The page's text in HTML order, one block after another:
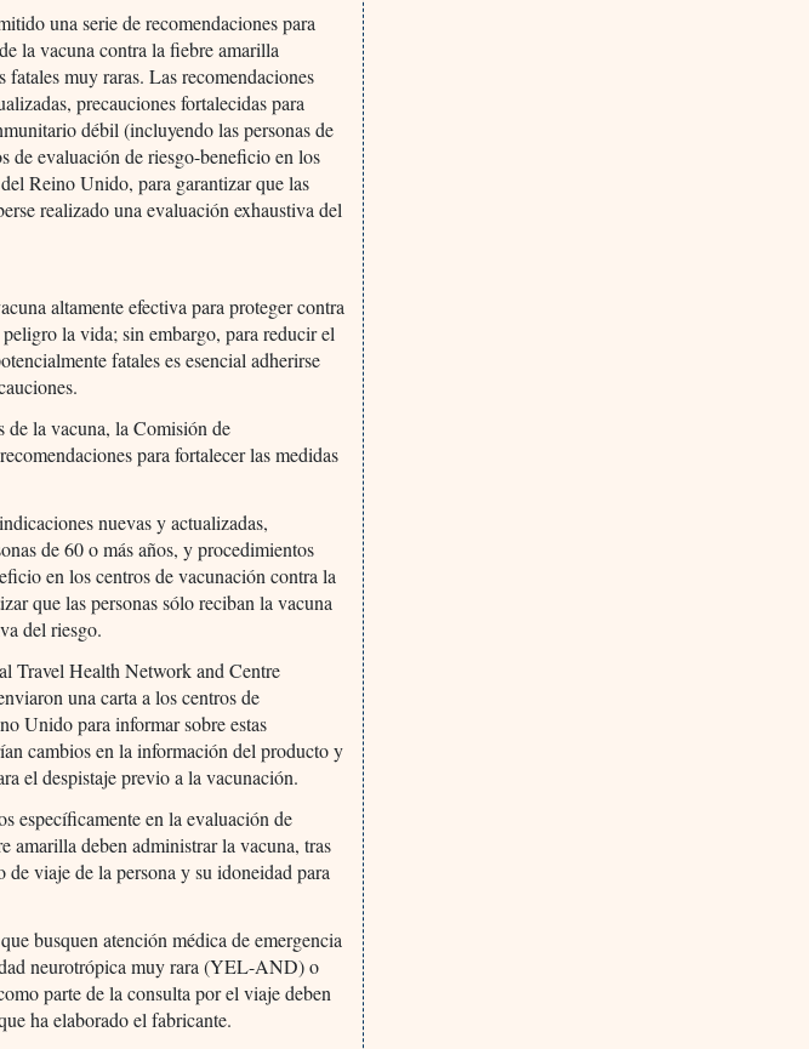
una serie de recomendaciones para
la vacuna contra la fiebre amarilla
muy raras. Las recomendaciones
precauciones fortalecidas para
débil (incluyendo las personas de
de evaluación de riesgo-beneficio en los
Reino Unido, para garantizar que las
realizado una evaluación exhaustiva del
altamente efectiva para proteger contra
la vida; sin embargo, para reducir el
fatales es esencial adherirse
de la vacuna, la Comisión de
para fortalecer las medidas
nuevas y actualizadas,
de 60 o más años, y procedimientos
en los centros de vacunación contra la
que las personas sólo reciban la vacuna
del riesgo.
Travel Health Network and Centre
una carta a los centros de
Unido para informar sobre estas
cambios en la información del producto y
el despistaje previo a la vacunación.
específicamente en la evaluación de
amarilla deben administrar la vacuna, tras
viaje de la persona y su idoneidad para
busquen atención médica de emergencia
neurotrópica muy rara (YEL-AND) o
parte de la consulta por el viaje deben
ha elaborado el fabricante.